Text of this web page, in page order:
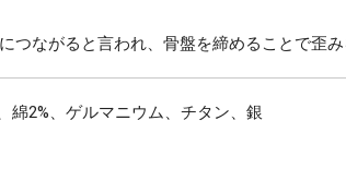
つながると言われ、骨盤を締めることで歪
綿2%、ゲルマニウム、チタン、銀